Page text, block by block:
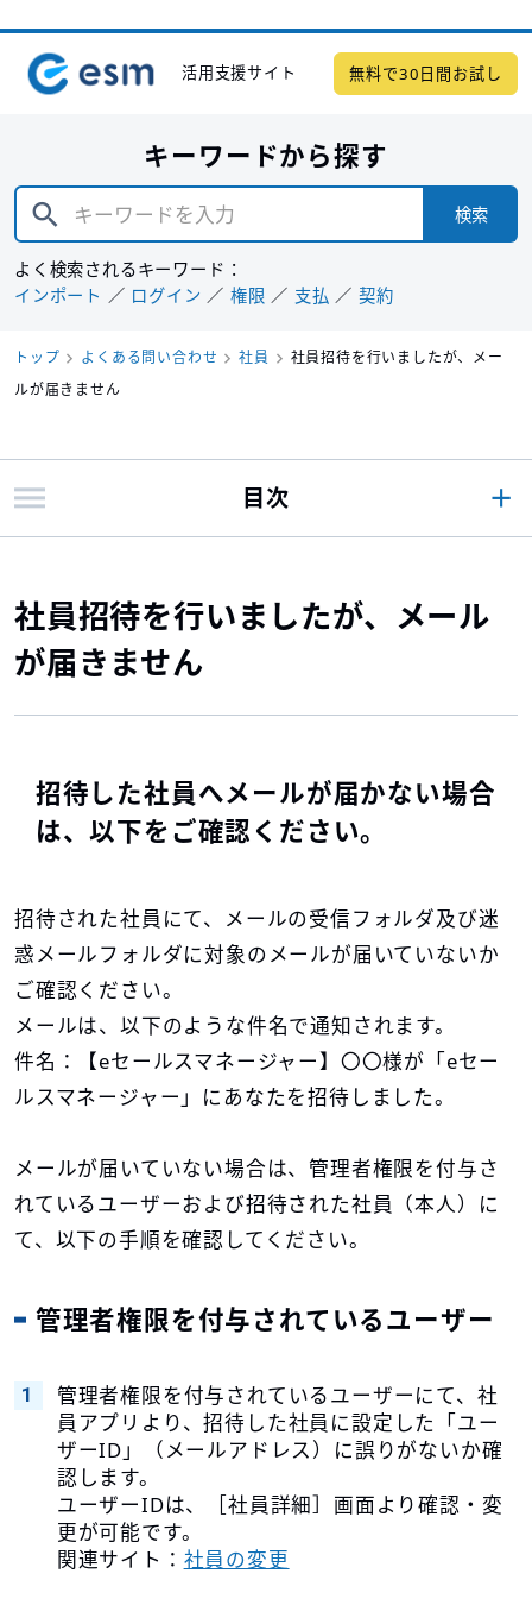
活用支援サイト 無料で30日間お試し
キーワードから探す
検索
よく検索されるキーワード：
インポート
ログイン 権限 支払 契約
トップ よくある問い合わせ 社員
社員招待を行いましたが、メー
ルが届きません
社員招待を行いましたが、メール
が届きません
招待した社員へメールが届かない場合
は、以下をご確認ください。
招待された社員にて、メールの受信フォルダ及び迷
惑メールフォルダに対象のメールが届いていないか
ご確認ください。
メールは、以下のような件名で通知されます。
件名：【eセールスマネージャー】〇〇様が「eセー
ルスマネージャー」にあなたを招待しました。
メールが届いていない場合は、管理者権限を付与さ
れているユーザーおよび招待された社員（本人）に
て、以下の手順を確認してください。
管理者権限を付与されているユーザー
管理者権限を付与されているユーザーにて、社
員アプリより、招待した社員に設定した「ユー
ザーID」（メールアドレス）に誤りがないか確
認します。
ユーザーIDは、［社員詳細］画面より確認・変
更が可能です。
関連サイト： 社員の変更
目次